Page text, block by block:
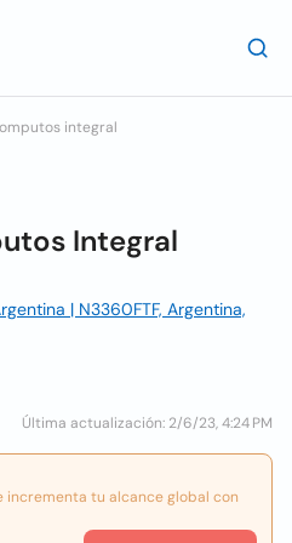
integral
Integral
| N3360FTF, Argentina,
Última actualización: 2/6/23, 4:24 PM
incrementa tu alcance global con